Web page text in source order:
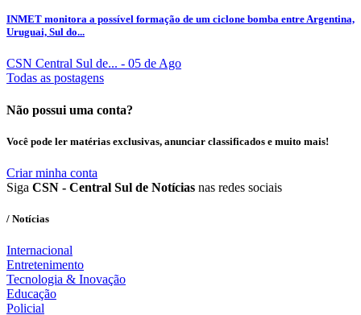
INMET monitora a possível formação de um ciclone bomba entre Argentina,
Uruguai, Sul do...
CSN Central Sul de... - 05 de Ago
Todas as postagens
Não possui uma conta?
Você pode ler matérias exclusivas, anunciar classificados e muito mais!
Criar minha conta
Siga CSN - Central Sul de Notícias nas redes sociais
/ Notícias
Internacional
Entretenimento
Tecnologia & Inovação
Educação
Policial